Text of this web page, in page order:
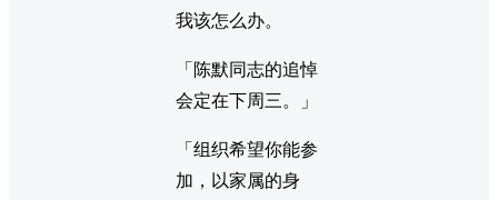
我该怎么办。
「陈默同志的追悼
会定在下周三。」
「组织希望你能参
加，以家属的身